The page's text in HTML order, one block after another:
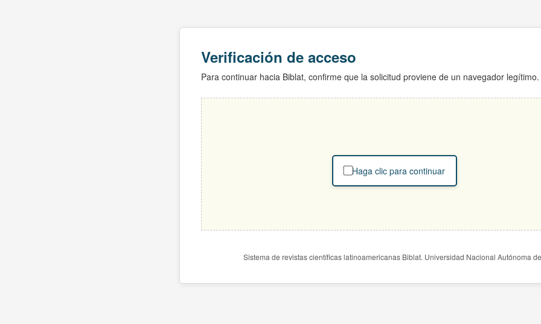
Verificación de acceso
Para continuar hacia Biblat, confirme que la solicitud proviene de un navegador legítimo.
Haga clic para continuar
Sistema de revistas científicas latinoamericanas Biblat. Universidad Nacional Autónoma